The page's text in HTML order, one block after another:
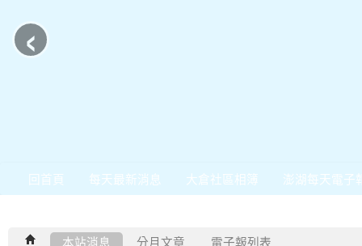
‹
回首頁 每天最新消息 大倉社區相簿 澎湖每天電子
本站消息 分月文章 電子報列表